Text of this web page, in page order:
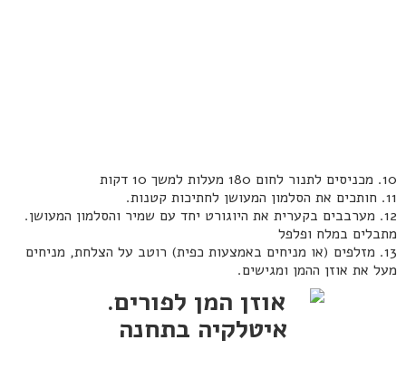
10. מכניסים לתנור לחום 180 מעלות למשך 10 דקות
11. חותכים את הסלמון המעושן לחתיכות קטנות.
12. מערבבים בקערית את היוגורט יחד עם שמיר והסלמון המעושן.
מתבלים במלח ופלפל
13. מזלפים (או מניחים באמצעות כפית) רוטב על הצלחת, מניחים
מעל את אוזן ההמן ומגישים.